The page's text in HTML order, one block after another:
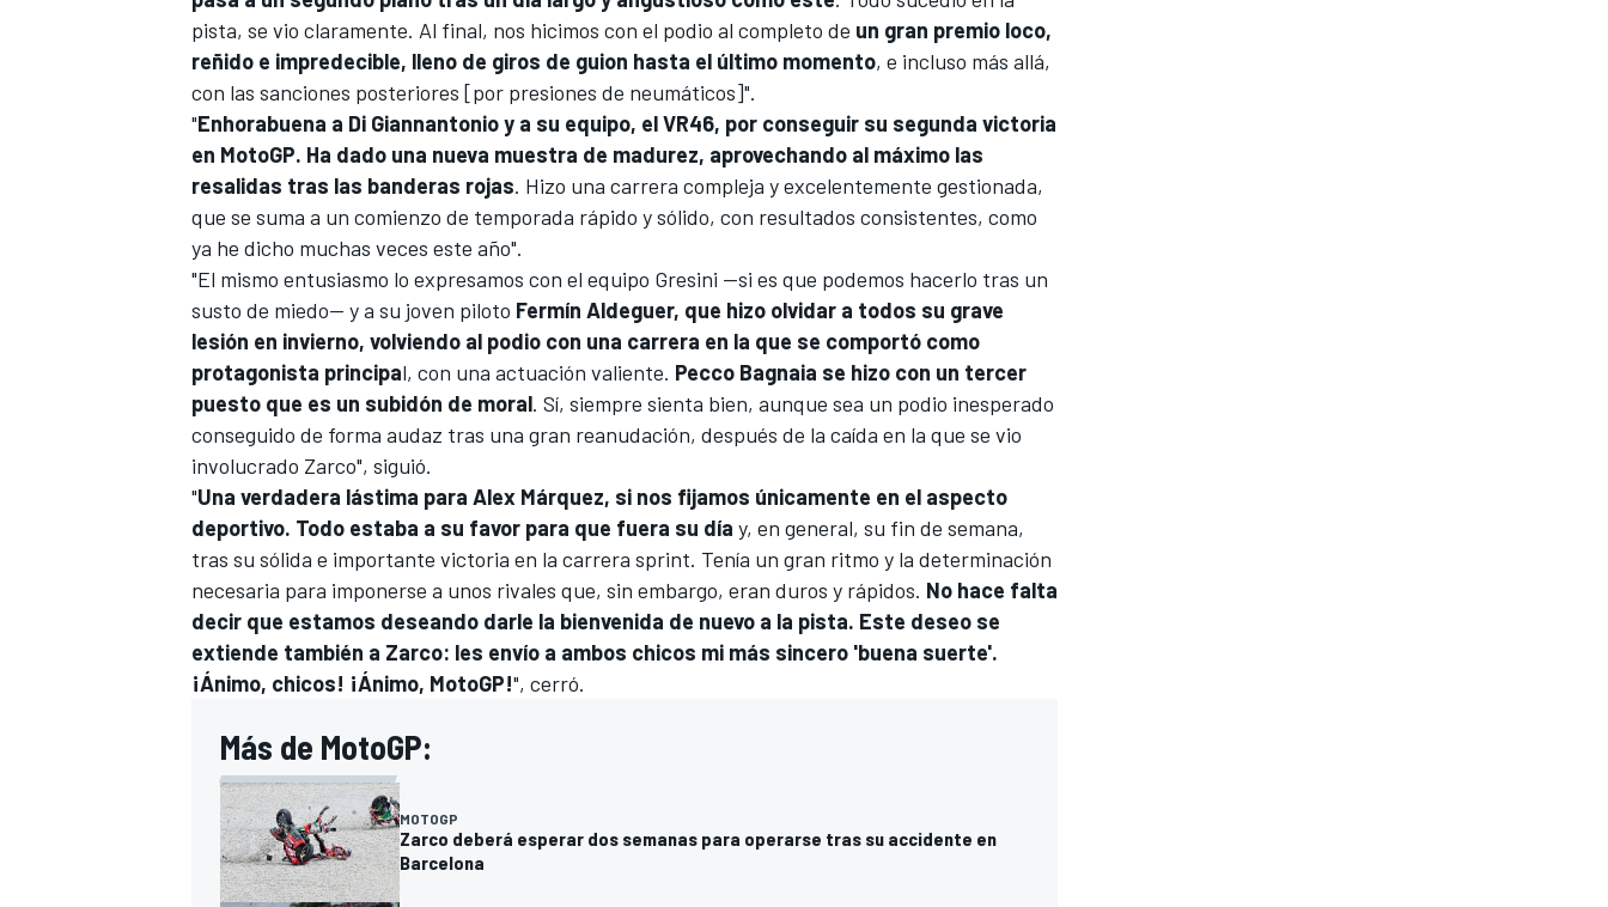
pista, se vio claramente. Al final, nos hicimos con el podio al completo de un gran premio loco,
reñido e impredecible, lleno de giros de guion hasta el último momento, e incluso más allá,
con las sanciones posteriores [por presiones de neumáticos]".
"Enhorabuena a Di Giannantonio y a su equipo, el VR46, por conseguir su segunda victoria
en MotoGP. Ha dado una nueva muestra de madurez, aprovechando al máximo las
resalidas tras las banderas rojas. Hizo una carrera compleja y excelentemente gestionada,
que se suma a un comienzo de temporada rápido y sólido, con resultados consistentes, como
ya he dicho muchas veces este año".
"El mismo entusiasmo lo expresamos con el equipo Gresini —si es que podemos hacerlo tras un
susto de miedo— y a su joven piloto Fermín Aldeguer, que hizo olvidar a todos su grave
lesión en invierno, volviendo al podio con una carrera en la que se comportó como
protagonista principal, con una actuación valiente. Pecco Bagnaia se hizo con un tercer
puesto que es un subidón de moral. Sí, siempre sienta bien, aunque sea un podio inesperado
conseguido de forma audaz tras una gran reanudación, después de la caída en la que se vio
involucrado Zarco", siguió.
"Una verdadera lástima para Alex Márquez, si nos fijamos únicamente en el aspecto
deportivo. Todo estaba a su favor para que fuera su día y, en general, su fin de semana,
tras su sólida e importante victoria en la carrera sprint. Tenía un gran ritmo y la determinación
necesaria para imponerse a unos rivales que, sin embargo, eran duros y rápidos. No hace falta
decir que estamos deseando darle la bienvenida de nuevo a la pista. Este deseo se
extiende también a Zarco: les envío a ambos chicos mi más sincero 'buena suerte'.
¡Ánimo, chicos! ¡Ánimo, MotoGP!", cerró.
Más de MotoGP:
MOTOGP
Zarco deberá esperar dos semanas para operarse tras su accidente en
Barcelona